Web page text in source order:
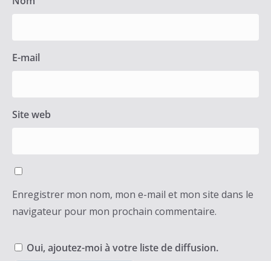
E-mail
Site web
Enregistrer mon nom, mon e-mail et mon site dans le
navigateur pour mon prochain commentaire.
Oui, ajoutez-moi à votre liste de diffusion.